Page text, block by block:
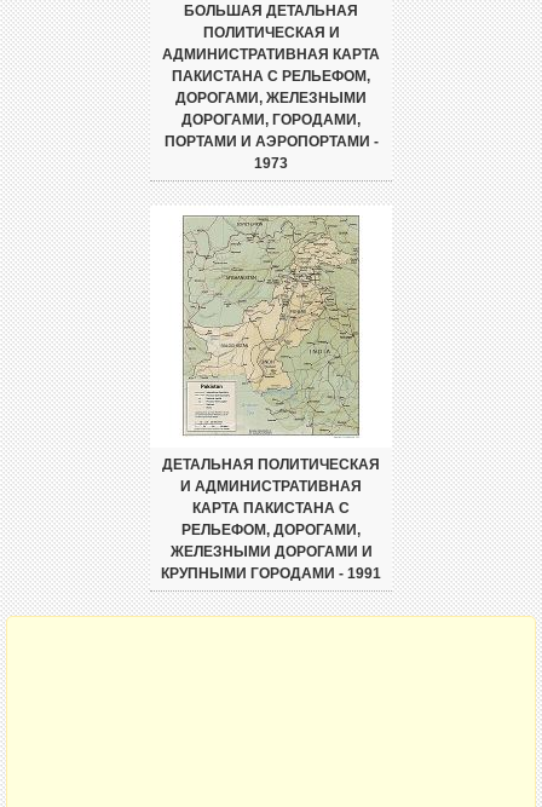
БОЛЬШАЯ ДЕТАЛЬНАЯ
ПОЛИТИЧЕСКАЯ И
АДМИНИСТРАТИВНАЯ КАРТА
ПАКИСТАНА С РЕЛЬЕФОМ,
ДОРОГАМИ, ЖЕЛЕЗНЫМИ
ДОРОГАМИ, ГОРОДАМИ,
ПОРТАМИ И АЭРОПОРТАМИ -
1973
ДЕТАЛЬНАЯ ПОЛИТИЧЕСКАЯ
И АДМИНИСТРАТИВНАЯ
КАРТА ПАКИСТАНА С
РЕЛЬЕФОМ, ДОРОГАМИ,
ЖЕЛЕЗНЫМИ ДОРОГАМИ И
КРУПНЫМИ ГОРОДАМИ - 1991